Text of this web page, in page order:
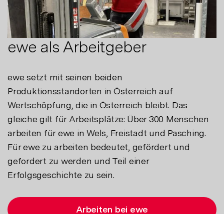
ewe als Arbeitgeber
ewe setzt mit seinen beiden
Produktionsstandorten in Österreich auf
Wertschöpfung, die in Österreich bleibt. Das
gleiche gilt für Arbeitsplätze: Über 300 Menschen
arbeiten für ewe in Wels, Freistadt und Pasching.
Für ewe zu arbeiten bedeutet, gefördert und
gefordert zu werden und Teil einer
Erfolgsgeschichte zu sein.
Arbeiten bei ewe